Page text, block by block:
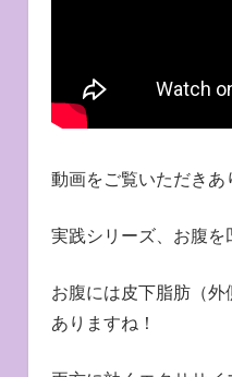
動画をご覧いただきあ
実践シリーズ、お腹を
お腹には皮下脂肪（
ありますね！